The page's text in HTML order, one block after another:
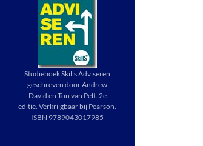
Studieboek Skills Adviseren
geschreven door Andrew
David en Ton van Pelt. 2e
editie. Verkrijgbaar bij Pearson.
ISBN 9789043017985